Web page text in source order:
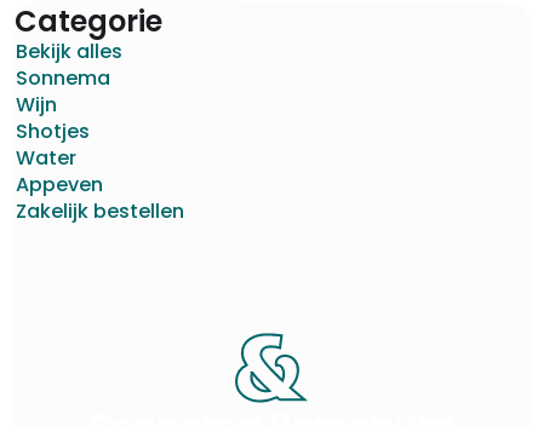
Categorie
Bekijk alles
Sonnema
Wijn
Shotjes
Water
Appeven
Zakelijk bestellen